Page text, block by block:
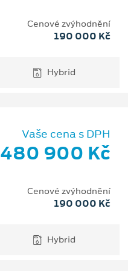
Cenové zvýhodnění
190 000 Kč
Hybrid
Vaše cena s DPH
480 900 Kč
Cenové zvýhodnění
190 000 Kč
Hybrid